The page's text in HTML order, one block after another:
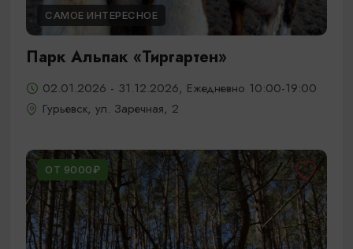
САМОЕ ИНТЕРЕСНОЕ
Парк Альпак «Тиргартен»
02.01.2026 - 31.12.2026, Ежедневно 10:00-19:00
Гурьевск, ул. Заречная, 2
ОТ 9000₽